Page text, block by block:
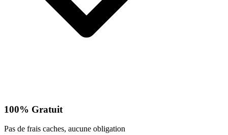
100% Gratuit
Pas de frais caches, aucune obligation